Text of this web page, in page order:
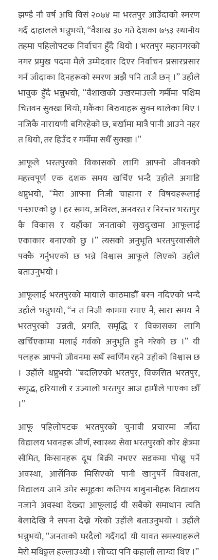
फोटो
ग्यालरी
भिडियो
झण्डै नौ वर्ष अघि विसं २०७४ मा भरतपुर आउँदाको स्मरण
गर्दै दाहालले भन्नुभयो, “वैशाख ३० गते देशका ७५३ स्थानीय
तहमा पहिलोपटक निर्वाचन हुँदै थियो । भरतपुर महानगरको
नगर प्रमुख पदमा मैले उम्मेदवार दिएर निर्वाचन प्रसारप्रसार
गर्न जाँदाका दिनहरूको स्मरण अझै पनि ताजै छन् ।” उहाँले
भावुक हुँदै भन्नुभयो, “वैशाखको उखरमाउलो गर्मीमा पश्चिम
चितवन सुक्खा थियो, मकैंका बिरुवाहरू सुक्न थालेका थिए ।
नजिकै नारायणी बगिरहेको छ, बर्खामा मात्रै पानी आउने नहर
त थियो, तर हिउँद र गर्मीमा सधैँ सुक्खा ।”
आफूले भरतपुरको विकासको लागि आफ्नो जीवनको
महत्त्वपूर्ण एक दशक समय खर्चिए भन्दै उहाँले अगाडि
थप्नुभयो, “मेरा आफ्ना निजी चाहाना र विषयहरूलाई
पन्छाएको छु । हर समय, अविरल, अनवरत र निरन्तर भरतपुर
कै विकास र यहाँका जनताको सुखदुःखमा आफूलाई
एकाकार बनाएको छु ।” त्यसको अनुभूति भरतपुरवासीले
पक्कै गर्नुभएको छ भन्ने विश्वास आफूले लिएको उहाँले
बताउनुभयो ।
आफूलाई भरतपुरको मायाले काठमाडौँ बस्न नदिएको भन्दै
उहाँले भन्नुभयो, “न त निजी काममा रमाए नै, सारा समय नै
भरतपुरको उन्नती, प्रगति, समृद्धि र विकासका लागि
खर्चिएकामा मलाई गर्वको अनुभूति हुने गरेको छ ।” यी
पलहरू आफ्नो जीवनमा सधैँ स्वर्णिम रहने उहाँको विश्वास छ
। उहाँले थप्नुभयो “बदलिएको भरतपुर, विकसित भरतपुर,
समृद्ध, हरियाली र उज्यालो भरतपुर आज हामीले पाएका छौँ
।”
आफू पहिलोपटक भरतपुरको चुनावी प्रचारमा जाँदा
विद्यालय भवनहरू जीर्ण, स्वास्थ्य सेवा भरतपुरको कोर क्षेत्रमा
सीमित, किसानहरू दूध बिक्री नभएर सडकमा पोख्नु पर्ने
अवस्था, आर्सेनिक मिसिएको पानी खानुपर्ने विवशता,
विद्यालय जाने उमेर समूहका कतिपय बाबुनानीहरू विद्यालय
नजाने अवस्था देख्दा आफूलाई यी सबैको समाधान त्यति
बेलादेखि नै सपना देख्ने गरेको उहाँले बताउनुभयो । उहाँले
भन्नुभयो, “जनताको घरदैलो गर्दैगर्दा यी यावत समस्याहरूले
मेरो मथिङ्गल हल्लाउथ्यो । सोच्दा पनि कहाली लाग्दा थिए ।”